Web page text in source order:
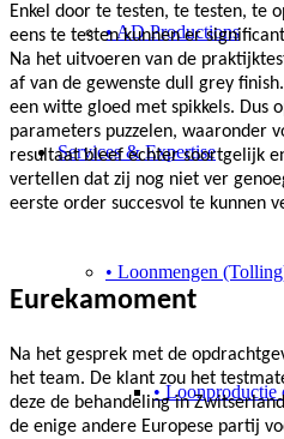
• AD Productions
Services & Expertise
• Loonmengen
• Loonproductie
Enkel door te testen, te testen, te
eens te testen kunnen er
Na het uitvoeren van de
af van de gewenste dull grey
een witte gloed met spikkels. Dus
parameters puzzelen, waaronder
resultaat bleef echter soortgelijk
vertellen dat zij nog niet ver
eerste order succesvol te kunnen
Eurekamoment
Na het gesprek met de
het team. De klant zou het
deze de behandeling in
de enige andere Europese partij